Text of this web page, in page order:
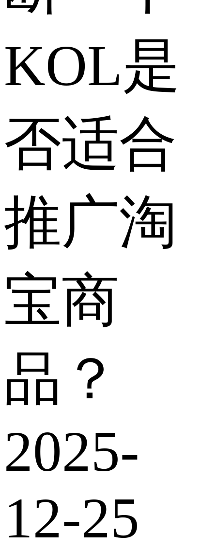
KOL是
否适合
推广淘
宝商
品？
2025-
12-25